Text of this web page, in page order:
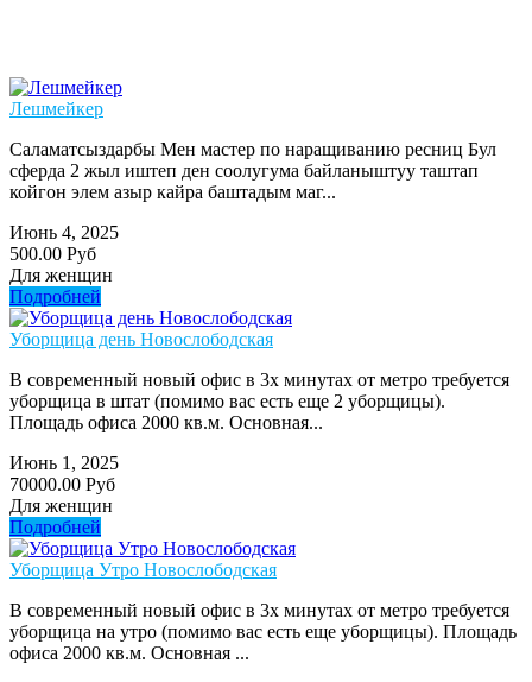
Лешмейкер
Саламатсыздарбы Мен мастер по наращиванию ресниц Бул
сферда 2 жыл иштеп ден соолугума байланыштуу таштап
койгон элем азыр кайра баштадым маг...
Июнь 4, 2025
500.00 Руб
Для женщин
Подробней
Уборщица день Новослободская
В современный новый офис в 3х минутах от метро требуется
уборщица в штат (помимо вас есть еще 2 уборщицы).
Площадь офиса 2000 кв.м. Основная...
Июнь 1, 2025
70000.00 Руб
Для женщин
Подробней
Уборщица Утро Новослободская
В современный новый офис в 3х минутах от метро требуется
уборщица на утро (помимо вас есть еще уборщицы). Площадь
офиса 2000 кв.м. Основная ...